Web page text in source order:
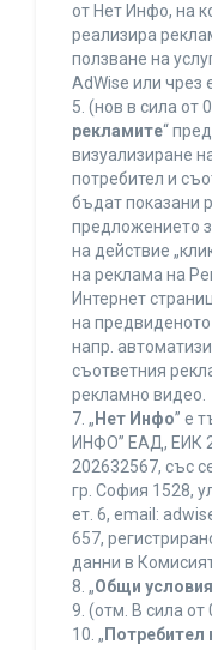
от Нет Инфо, на
реализира
ползване на
AdWise или чрез
5. (нов в сила от
рекламите“
визуализиране
потребител и
бъдат показани
предложението
на действие
на реклама на
Интернет
на
напр.
съответния
рекламно видео.
7. „ Нет Инфо” е
ИНФО” ЕАД, ЕИК
202632567, със
гр. София 1528,
ет. 6, еmail:
657,
данни в
8. „Общи условия
9. (отм. В сила от
10. „ Потребител